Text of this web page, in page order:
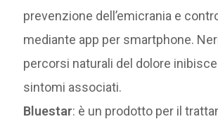
prevenzione dell’emicrania e
mediante app per smartphone.
percorsi naturali del dolore inibisce
sintomi associati.
Bluestar: è un prodotto per il